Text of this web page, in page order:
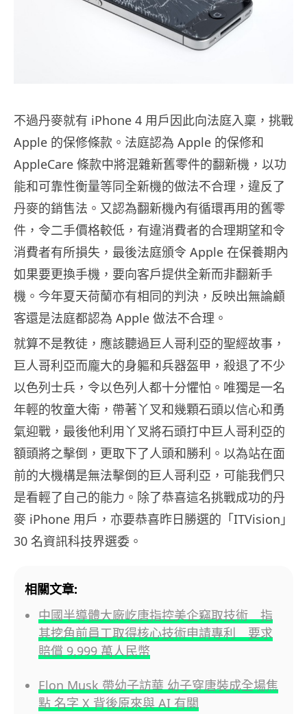
不過丹麥就有 iPhone 4 用戶因此向法庭入稟，挑戰
Apple 的保修條款。法庭認為 Apple 的保修和
AppleCare 條款中將混雜新舊零件的翻新機，以功
能和可靠性衡量等同全新機的做法不合理，違反了
丹麥的銷售法。又認為翻新機內有循環再用的舊零
件，令二手價格較低，有違消費者的合理期望和令
消費者有所損失，最後法庭頒令 Apple 在保養期內
如果要更換手機，要向客戶提供全新而非翻新手
機。今年夏天荷蘭亦有相同的判決，反映出無論顧
客還是法庭都認為 Apple 做法不合理。
就算不是教徒，應該聽過巨人哥利亞的聖經故事，
巨人哥利亞而龐大的身軀和兵器盔甲，殺退了不少
以色列士兵，令以色列人都十分懼怕。唯獨是一名
年輕的牧童大衛，帶著丫叉和幾顆石頭以信心和勇
氣迎戰，最後他利用丫叉將石頭打中巨人哥利亞的
額頭將之擊倒，更取下了人頭和勝利。以為站在面
前的大機構是無法擊倒的巨人哥利亞，可能我們只
是看輕了自己的能力。除了恭喜這名挑戰成功的丹
麥 iPhone 用戶，亦要恭喜昨日勝選的「ITVision」
30 名資訊科技界選委。
相關文章:
中國半導體大廠屹唐指控美企竊取技術 指
其挖角前員工取得核心技術申請專利 要求
賠償 9,999 萬人民幣
Elon Musk 帶幼子訪華 幼子穿唐裝成全場焦
點 名字 X 背後原來與 AI 有關